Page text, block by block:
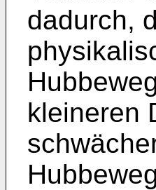
dadurch,
kleineren